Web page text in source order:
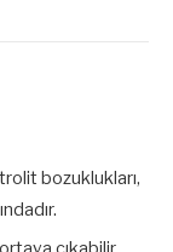
bozuklukları,